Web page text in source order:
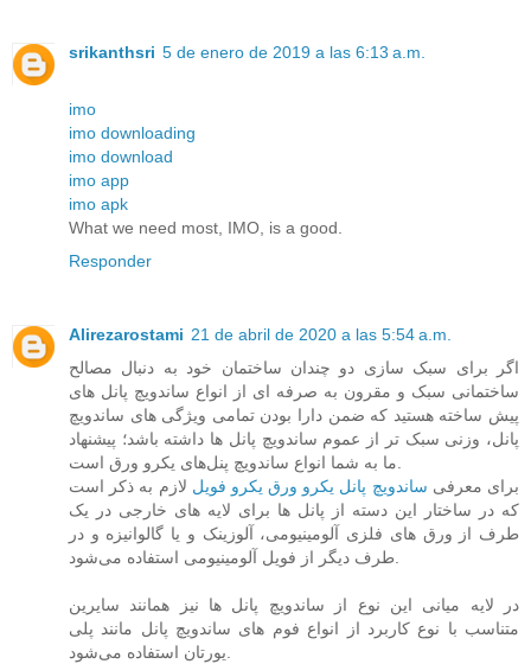
srikanthsri 5 de enero de 2019 a las 6:13 a.m.
imo
imo downloading
imo download
imo app
imo apk
What we need most, IMO, is a good.
Responder
Alirezarostami 21 de abril de 2020 a las 5:54 a.m.
اگر برای سبک سازی دو چندان ساختمان خود به دنبال مصالح
ساختمانی سبک و مقرون به صرفه ای از انواع ساندویچ پانل های
پیش ساخته هستید که ضمن دارا بودن تمامی ویژگی های ساندویچ
پانل، وزنی سبک تر از عموم ساندویچ پانل ها داشته باشد؛ پیشنهاد
برای معرفی ساندویچ پانل یکرو ورق یکرو فویل لازم به ذکر است
که در ساختار این دسته از پانل ها برای لایه های خارجی در یک
طرف از ورق های فلزی آلومینیومی، آلوزینک و یا گالوانیزه و در
در لایه میانی این نوع از ساندویچ پانل ها نیز همانند سایرین
متناسب با نوع کاربرد از انواع فوم های ساندویچ پانل مانند پلی